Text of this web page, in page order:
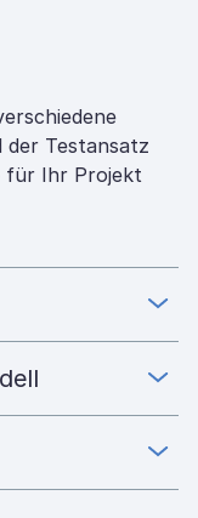
der Testansatz
für Ihr Projekt